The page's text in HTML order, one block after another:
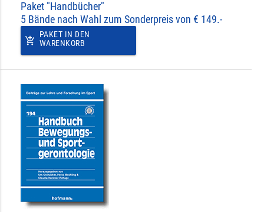
Paket "Handbücher"
5 Bände nach Wahl zum Sonderpreis von € 149.-
add_shopping_cart
PAKET IN DEN
WARENKORB